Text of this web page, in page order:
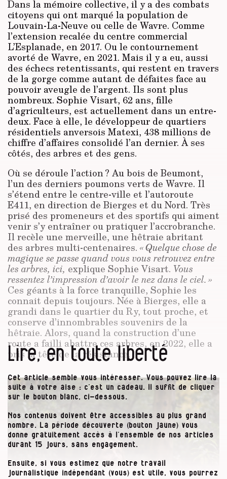
Dans la mémoire collective, il y a des combats
citoyens qui ont marqué la population de
Louvain-La-Neuve ou celle de Wavre. Comme
l’extension recalée du centre commercial
L’Esplanade, en 2017. Ou le contournement
avorté de Wavre, en 2021. Mais il y a eu, aussi
des échecs retentissants, qui restent en travers
de la gorge comme autant de défaites face au
pouvoir aveugle de l’argent. Ils sont plus
nombreux. Sophie Visart, 62 ans, fille
d’agriculteurs, est actuellement dans un entre-
deux. Face à elle, le développeur de quartiers
résidentiels anversois Matexi, 438 millions de
chiffre d’affaires consolidé l’an dernier. À ses
côtés, des arbres et des gens.
Où se déroule l’action ? Au bois de Beumont,
l’un des derniers poumons verts de Wavre. Il
s’étend entre le centre-ville et l’autoroute
E411, en direction de Bierges et du Nord. Très
prisé des promeneurs et des sportifs qui aiment
venir s’y entraîner ou pratiquer l’accrobranche.
Il recèle une merveille, une hêtraie abritant
des arbres multi-centenaires. « Quelque chose de
magique se passe quand vous vous retrouvez entre
les arbres, ici, explique Sophie Visart. Vous
ressentez l’impression d’avoir le nez dans le ciel. »
Ces géants à la force tranquille, Sophie les
connait depuis toujours. Née à Bierges, elle a
grandi dans le quartier du Ry, tout proche, et
conserve d’innombrables souvenirs de la
hêtraie. Alors, quand la construction d’une
route a failli abattre ces arbres, en 2022, elle a
pris la tête de la résistance.
Lire, en toute liberté
Cet article semble vous intéresser. Vous pouvez lire la
suite à votre aise : c’est un cadeau. Il suffit de cliquer
sur le bouton blanc, ci-dessous.
Nos contenus doivent être accessibles au plus grand
nombre. La période découverte (bouton jaune) vous
donne gratuitement accès à l’ensemble de nos articles
durant 15 jours, sans engagement.
Ensuite, si vous estimez que notre travail
journalistique indépendant (vous) est utile, vous pourrez